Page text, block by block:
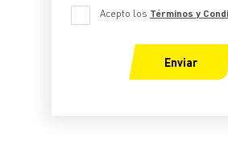
Acepto los Términos y